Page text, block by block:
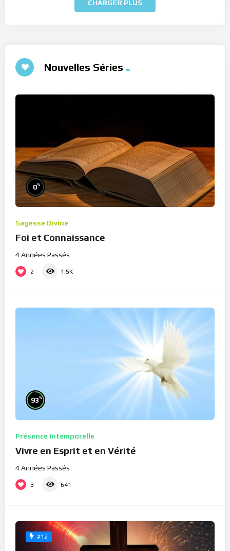
CHARGER PLUS
Nouvelles Séries
0%
Sagesse Divine
Foi et Connaissance
4 Années Passés
2 1.5K
93%
Présence Intemporelle
Vivre en Esprit et en Vérité
4 Années Passés
3 641
#12